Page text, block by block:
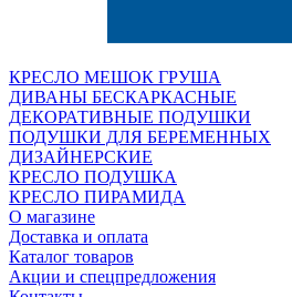
КРЕСЛО МЕШОК ГРУША
ДИВАНЫ БЕСКАРКАСНЫЕ
ДЕКОРАТИВНЫЕ ПОДУШКИ
ПОДУШКИ ДЛЯ БЕРЕМЕННЫХ
ДИЗАЙНЕРСКИЕ
КРЕСЛО ПОДУШКА
КРЕСЛО ПИРАМИДА
О магазине
Доставка и оплата
Каталог товаров
Акции и спецпредложения